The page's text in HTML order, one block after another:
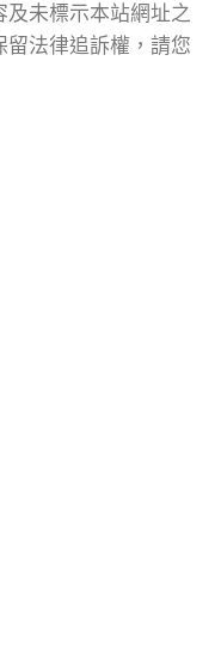
及未標示本站網址之
留法律追訴權，請您